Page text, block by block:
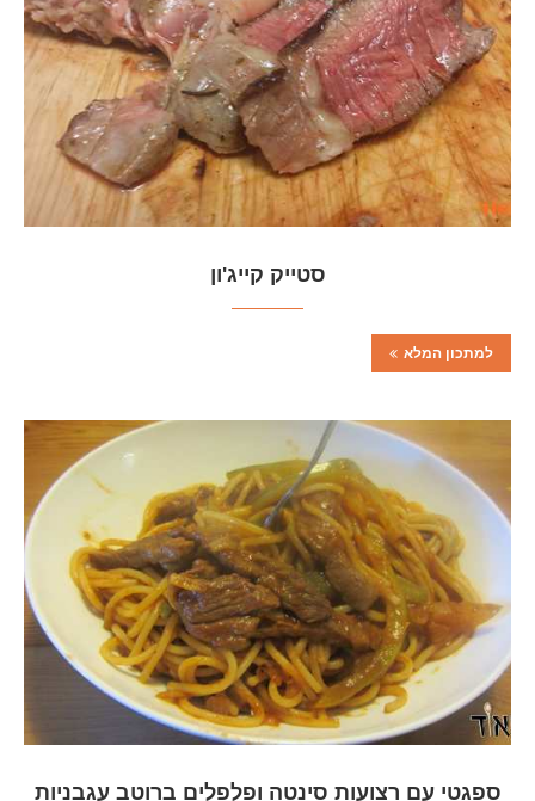
סטייק קייג'ון
למתכון המלא
ספגטי עם רצועות סינטה ופלפלים ברוטב עגבניות